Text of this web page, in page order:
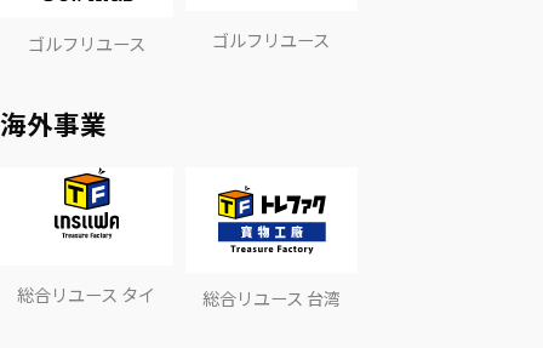
ゴルフリユース ゴルフリユース
海外事業
総合リユース タイ 総合リユース 台湾